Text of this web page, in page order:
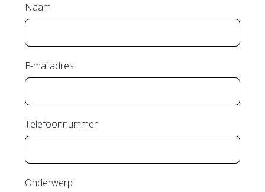
Naam
E-mailadres
Telefoonnummer
Onderwerp